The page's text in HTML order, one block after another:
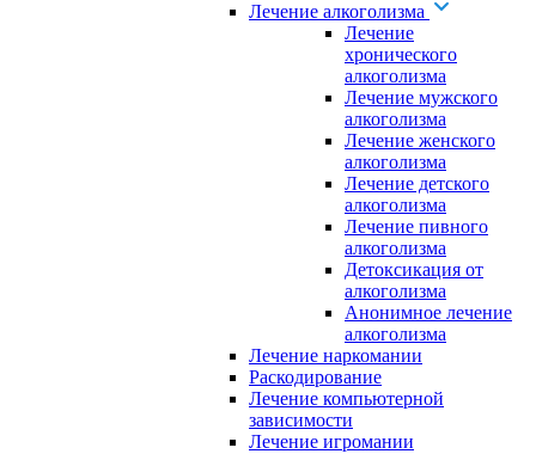
Лечение алкоголизма
Лечение
хронического
алкоголизма
Лечение мужского
алкоголизма
Лечение женского
алкоголизма
Лечение детского
алкоголизма
Лечение пивного
алкоголизма
Детоксикация от
алкоголизма
Анонимное лечение
алкоголизма
Лечение наркомании
Раскодирование
Лечение компьютерной
зависимости
Лечение игромании